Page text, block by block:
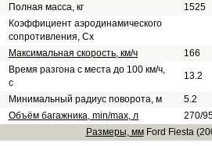
Полная масса, кг
1525
Коэффициент аэродинамического
сопротивления, Сх
Максимальная скорость, км/ч
166
Время разгона с места до 100 км/ч,
с
13.2
Минимальный радиус поворота, м
5.2
Объём багажника, min/max, л
270/
Размеры, ммFord Fiesta